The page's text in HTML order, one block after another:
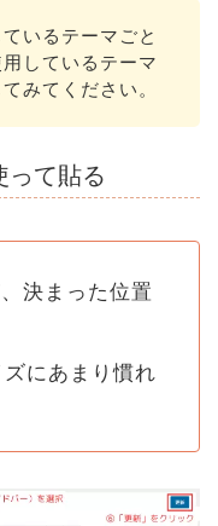
いるテーマごと
しているテーマ
みてください。
て貼る
決まった位置
にあまり慣れ